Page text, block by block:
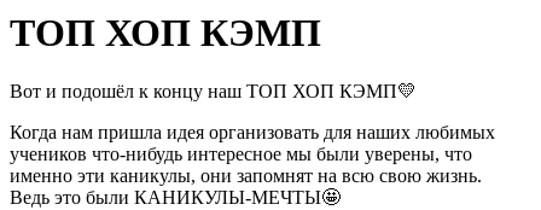
ТОП ХОП КЭМП
Вот и подошёл к концу наш ТОП ХОП КЭМП💛
Когда нам пришла идея организовать для наших любимых
учеников что-нибудь интересное мы были уверены, что
именно эти каникулы, они запомнят на всю свою жизнь.
Ведь это были КАНИКУЛЫ-МЕЧТЫ🤩